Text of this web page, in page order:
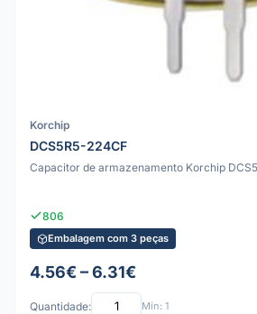
Korchip
DCS5R5-224CF
Capacitor de armazenamento Korchip
806
Embalagem com 3 peças
4.56€ – 6.31€
Quantidade: Mín: 1